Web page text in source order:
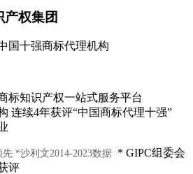
产权集团
国十强商标代理机构
标知识产权一站式服务平台
连续4年获评“中国商标代理十强”
先 *沙利文2014-2023数据 * GIPC组委会
评